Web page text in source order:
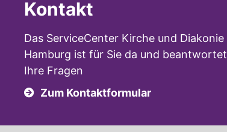
Kontakt
Das ServiceCenter Kirche und Diakonie
Hamburg ist für Sie da und beantwortet
Ihre Fragen
Zum Kontaktformular